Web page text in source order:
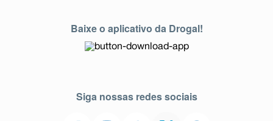
Baixe o aplicativo da Drogal!
Siga nossas redes sociais